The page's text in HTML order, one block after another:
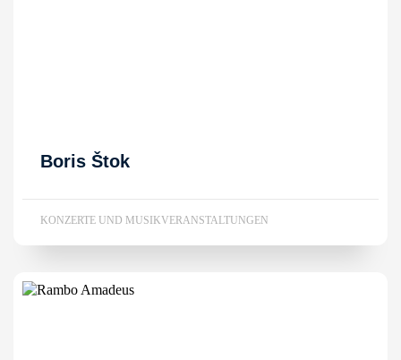
Boris Štok
KONZERTE UND MUSIKVERANSTALTUNGEN